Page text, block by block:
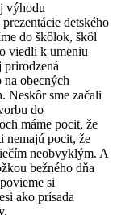
výhodu
detského
do škôlok, škôl
viedli k umeniu
prirodzená
na obecných
Neskôr sme začali
do
máme pocit, že
nemajú pocit, že
neobvyklým. A
bežného dňa
si
ako prísada